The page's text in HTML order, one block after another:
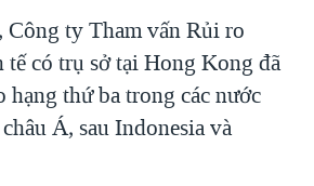
Công ty Tham vấn Rủi ro
có trụ sở tại Hong Kong đã
hạng thứ ba trong các nước
Á, sau Indonesia và